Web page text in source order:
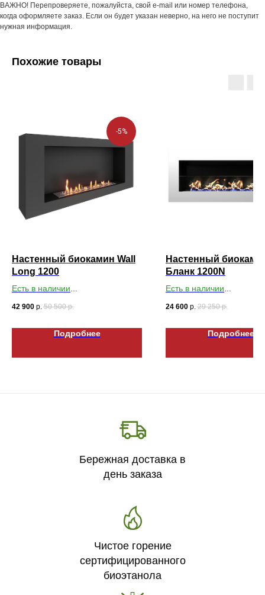
ВАЖНО! Перепроверяете, пожалуйста, свой e-mail или номер телефона,
когда оформляете заказ. Если он будет указан неверно, на него не поступит
нужная информация.
Похожие товары
-5%
Настенный биокамин Wall
Long 1200
Есть в наличии
42 900 р. 50 500 р.
Подробнее
Настенный
Бланк 1200N
Есть в наличии
24 600 р. 29 250 р.
Подробнее
Бережная доставка в
день заказа
Чистое горение
сертифицированного
биоэтанола